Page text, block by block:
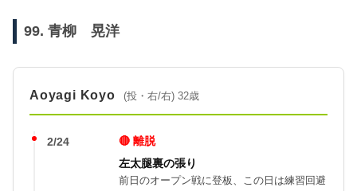
99. 青柳 晃洋
Aoyagi Koyo (投・右/右) 32歳
2/24
🔴 離脱
左太腿裏の張り
前日のオープン戦に登板、この日は練習回避